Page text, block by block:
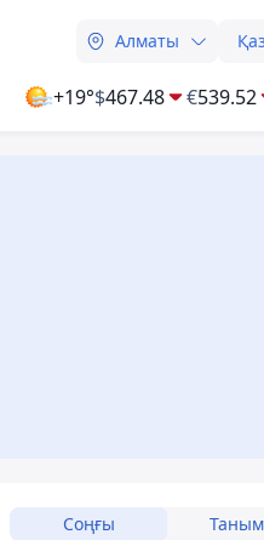
Алматы
+19°$467.48 €539.52
Соңғы